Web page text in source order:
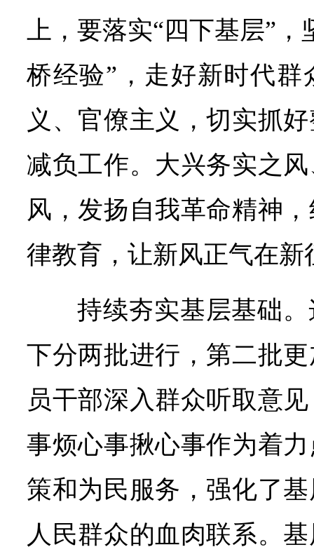
上，要落实“四下基层”，
桥经验”，走好新时代
义、官僚主义，切实抓
减负工作。大兴务实之
风，发扬自我革命精神
律教育，让新风正气在
持续夯实基层基础
下分两批进行，第二批
员干部深入群众听取意
事烦心事揪心事作为着
策和为民服务，强化了
人民群众的血肉联系。